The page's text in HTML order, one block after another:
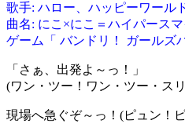
歌手: ハロー、ハッピーワール
曲名: にこ×にこ＝ハイパースマ
ゲーム「 バンドリ！ ガールズ
「さぁ、出発よ～っ！」
(ワン・ツー！ワン・ツー・ス
現場へ急ぐぞ～っ！(ピュン！